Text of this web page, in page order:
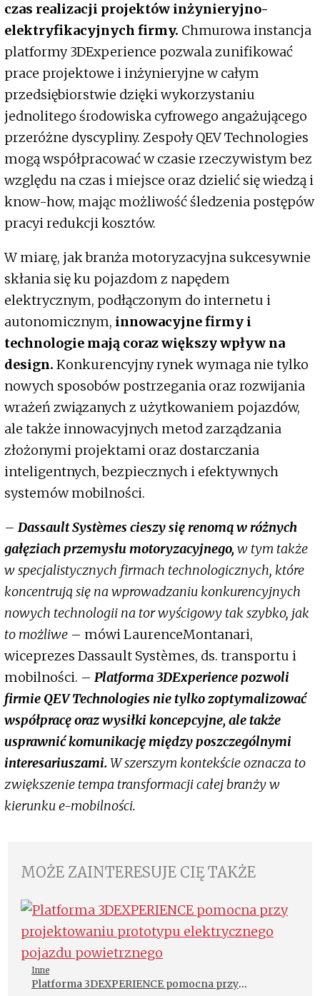
czas realizacji projektów inżynieryjno-
elektryfikacyjnych firmy. Chmurowa instancja
platformy 3DExperience pozwala zunifikować
prace projektowe i inżynieryjne w całym
przedsiębiorstwie dzięki wykorzystaniu
jednolitego środowiska cyfrowego angażującego
przeróżne dyscypliny. Zespoły QEV Technologies
mogą współpracować w czasie rzeczywistym bez
względu na czas i miejsce oraz dzielić się wiedzą i
know-how, mając możliwość śledzenia postępów
pracyi redukcji kosztów.
W miarę, jak branża motoryzacyjna sukcesywnie
skłania się ku pojazdom z napędem
elektrycznym, podłączonym do internetu i
autonomicznym, innowacyjne firmy i
technologie mają coraz większy wpływ na
design. Konkurencyjny rynek wymaga nie tylko
nowych sposobów postrzegania oraz rozwijania
wrażeń związanych z użytkowaniem pojazdów,
ale także innowacyjnych metod zarządzania
złożonymi projektami oraz dostarczania
inteligentnych, bezpiecznych i efektywnych
systemów mobilności.
– Dassault Systèmes cieszy się renomą w różnych
gałęziach przemysłu motoryzacyjnego, w tym także
w specjalistycznych firmach technologicznych, które
koncentrują się na wprowadzaniu konkurencyjnych
nowych technologii na tor wyścigowy tak szybko, jak
to możliwe – mówi LaurenceMontanari,
wiceprezes Dassault Systèmes, ds. transportu i
mobilności. – Platforma 3DExperience pozwoli
firmie QEV Technologies nie tylko zoptymalizować
współpracę oraz wysiłki koncepcyjne, ale także
usprawnić komunikację między poszczególnymi
interesariuszami. W szerszym kontekście oznacza to
zwiększenie tempa transformacji całej branży w
kierunku e-mobilności.
MOŻE ZAINTERESUJE CIĘ TAKŻE
Inne
Platforma 3DEXPERIENCE pomocna przy